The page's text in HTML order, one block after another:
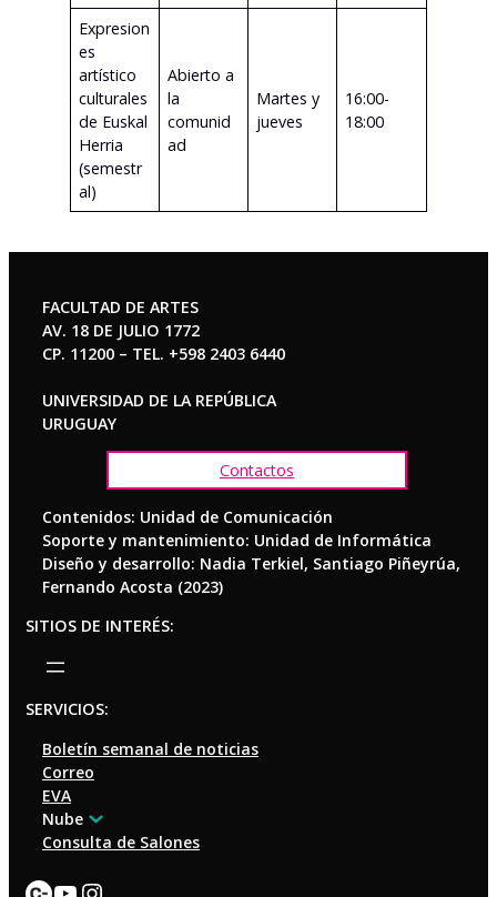
Expresion
es
artístico
culturales
de Euskal
Herria
(semestr
al)
Abierto a
la
comunid
ad
Martes y
jueves
16:00-
18:00
FACULTAD DE ARTES
AV. 18 DE JULIO 1772
CP. 11200 – TEL. +598 2403 6440
UNIVERSIDAD DE LA REPÚBLICA
URUGUAY
Contactos
Contenidos: Unidad de Comunicación
Soporte y mantenimiento: Unidad de Informática
Diseño y desarrollo: Nadia Terkiel, Santiago Piñeyrúa,
Fernando Acosta (2023)
SITIOS DE INTERÉS:
SERVICIOS:
Boletín semanal de noticias
Correo
EVA
Nube
Consulta de Salones